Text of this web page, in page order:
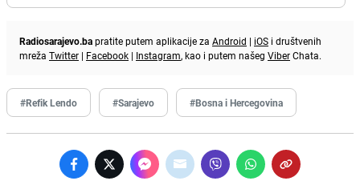
Radiosarajevo.bapratite putem aplikacije za Android | iOS i društvenih
mreža Twitter | Facebook | Instagram, kao i putem našeg ViberChata.
#Refik Lendo #Sarajevo #Bosna i Hercegovina